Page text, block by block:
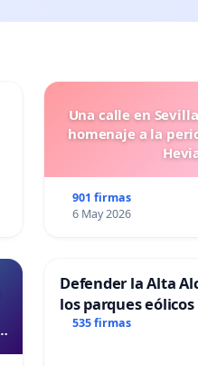
Una calle en
homenaje a la
901 firmas
6 May 2026
Defender la Alta
los parques eólicos
535 firmas